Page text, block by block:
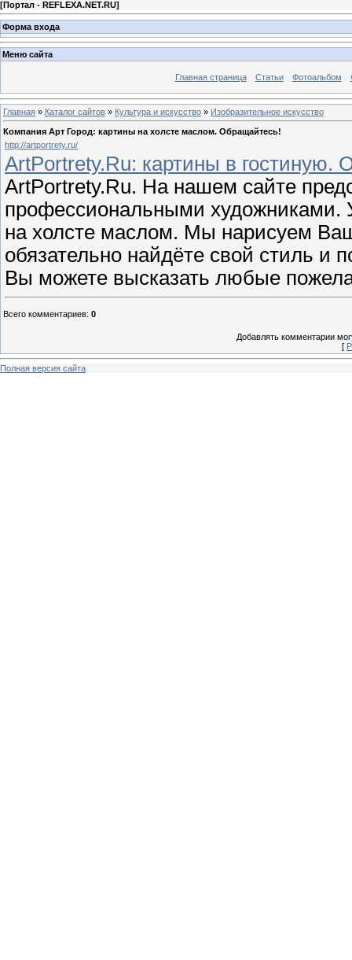
[Портал - REFLEXA.NET.RU]
Форма входа
Меню сайта
Главная страница Статьи Фотоальбом
Главная » Каталог сайтов » Культура и искусство » Изобразительное искусство
Компания Арт Город: картины на холсте маслом. Обращайтесь!
http://artportrety.ru/
ArtPortrety.Ru: картины в гостиную.
ArtPortrety.Ru. На нашем сайте
профессиональными художниками.
на холсте маслом. Мы нарисуем
обязательно найдёте свой стиль и
Вы можете высказать любые
Всего комментариев: 0
Добавлять комментарии
[
Полная версия сайта